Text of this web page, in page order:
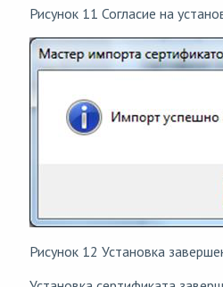
Рисунок 11 Согласие на
Рисунок 12 Установка